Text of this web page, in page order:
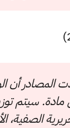
مادة. سيتم
الصفية،